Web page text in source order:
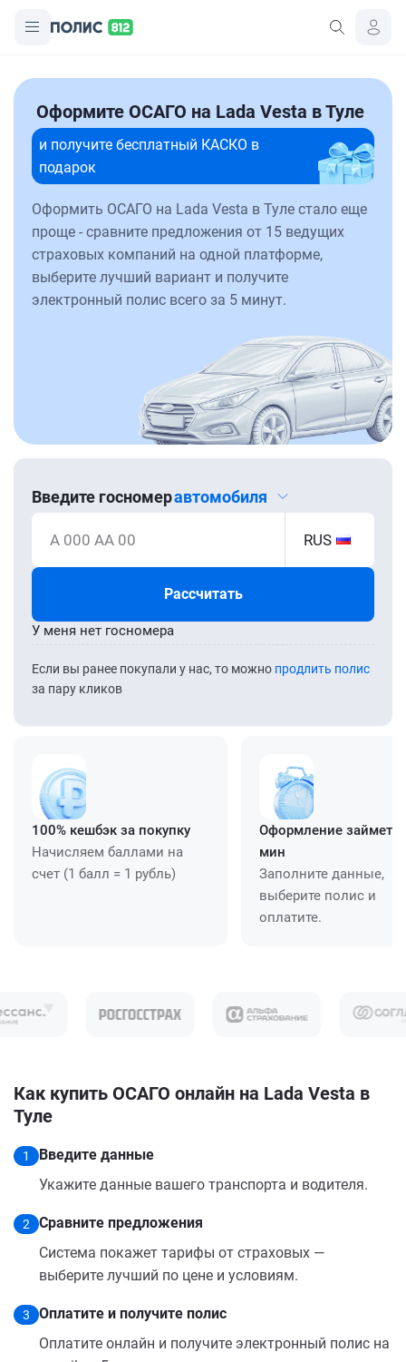
Оформите ОСАГО на Lada Vesta в Туле
и получите бесплатный КАСКО в
подарок
Оформить ОСАГО на Lada Vesta в Туле стало еще
проще - сравните предложения от 15 ведущих
страховых компаний на одной платформе,
выберите лучший вариант и получите
электронный полис всего за 5 минут.
Введите госномеравтомобиля
А 000 АА 00 RUS
Рассчитать
Если вы ранее покупали у нас, то можно продлить полис
за пару кликов
У меня нет госномера
100% кешбэк за покупку
Начисляем баллами на
счет (1 балл = 1 рубль)
Оформление займет
мин
Заполните данные,
выберите полис и
оплатите.
Как купить ОСАГО онлайн на Lada Vesta в
Туле
1
Введите данные
Укажите данные вашего транспорта и водителя.
2
Сравните предложения
Система покажет тарифы от страховых —
выберите лучший по цене и условиям.
3
Оплатите и получите полис
Оплатите онлайн и получите электронный полис на